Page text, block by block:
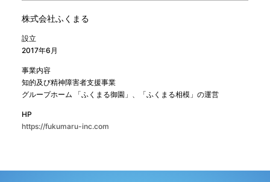
株式会社ふくまる
設立
2017年6月
事業内容
知的及び精神障害者支援事業
グループホーム 「ふくまる御園」、「ふくまる相模」の運営
HP
https://fukumaru-inc.com